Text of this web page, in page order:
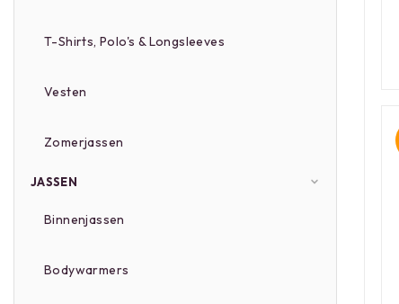
T-Shirts, Polo's & Longsleeves
Vesten
Zomerjassen
JASSEN
Binnenjassen
Bodywarmers